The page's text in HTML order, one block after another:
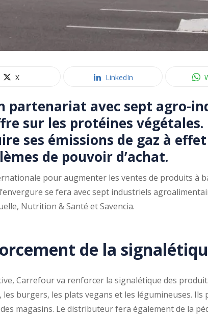
X LinkedIn
partenariat avec sept agro-
sur les protéines végétales.
ses émissions de gaz à
de pouvoir d’achat.
pour augmenter les ventes de produits à
se fera avec sept industriels
Nutrition & Santé et Savencia.
de la
Carrefour va renforcer la signalétique des
burgers, les plats vegans et les légumineuses.
magasins. Le distributeur fera également de la